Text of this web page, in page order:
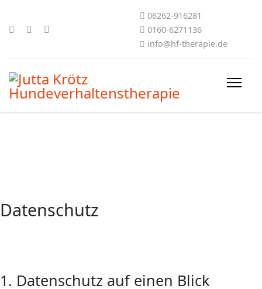
06262-916281
0160-6271136
info@hf-therapie.de
Datenschutz
1. Datenschutz auf einen Blick